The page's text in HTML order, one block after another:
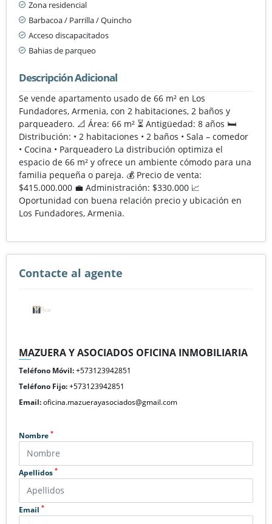
Zona residencial
Barbacoa / Parrilla / Quincho
Acceso discapacitados
Bahias de parqueo
Descripción Adicional
Se vende apartamento usado de 66 m² en Los
Fundadores, Armenia, con 2 habitaciones, 2 baños y
parqueadero. 📐 Área: 66 m² ⏳ Antigüedad: 8 años 🛏️
Distribución: • 2 habitaciones • 2 baños • Sala – comedor
• Cocina • Parqueadero La distribución optimiza el
espacio de 66 m² y ofrece un ambiente cómodo para una
familia pequeña o pareja. 💰 Precio de venta:
$415.000.000 💼 Administración: $330.000 📈
Oportunidad con buena relación precio y ubicación en
Los Fundadores, Armenia.
Contacte al agente
MAZUERA Y ASOCIADOS OFICINA INMOBILIARIA
Teléfono Móvil:+573123942851
Teléfono Fijo:+573123942851
Email:oficina.mazuerayasociados@gmail.com
Nombre *
Apellidos *
Email *